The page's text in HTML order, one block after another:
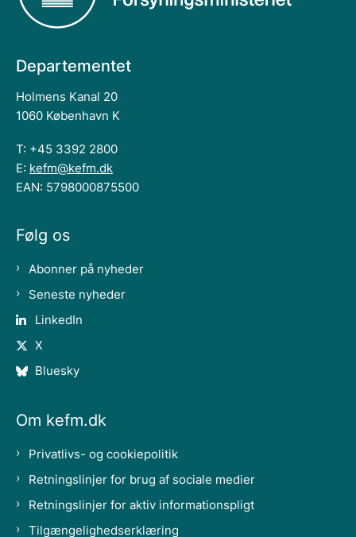
Departementet
Holmens Kanal 20
1060 København K
T: +45 3392 2800
E: kefm@kefm.dk
EAN: 5798000875500
Følg os
Abonner på nyheder
Seneste nyheder
LinkedIn
X
Bluesky
Om kefm.dk
Privatlivs- og cookiepolitik
Retningslinjer for brug af sociale medier
Retningslinjer for aktiv informationspligt
Tilgængelighedserklæring